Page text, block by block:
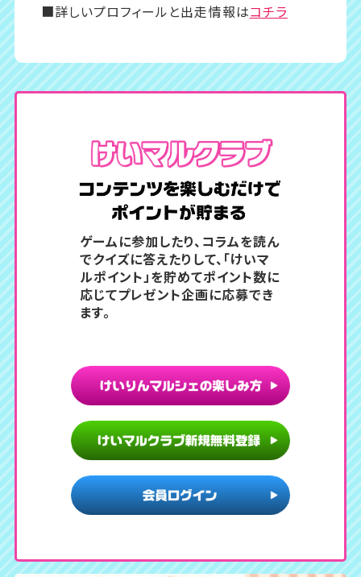
■詳しいプロフィールと出走情報はコチラ
コンテン
ゲームに参加したり、コラムを読ん
でクイズに答えたりして、 「けいマ
ルポイント」を貯めてポイント数に
応じてプレゼント企画に応募でき
ます。